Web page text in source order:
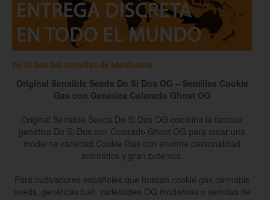
Do Si Dos OG Semillas de Marihuana
Original Sensible Seeds Do Si Dos OG – Semillas Cookie
Gas con Genética Colorado Ghost OG
Original Sensible Seeds Do Si Dos OG combina la famosa
genética Do Si Dos con Colorado Ghost OG para crear una
moderna variedad Cookie Gas con enorme personalidad
aromática y gran potencia.
Para cultivadores españoles que buscan cookie gas cannabis
seeds, genéticas fuel, variedades OG modernas o semillas de